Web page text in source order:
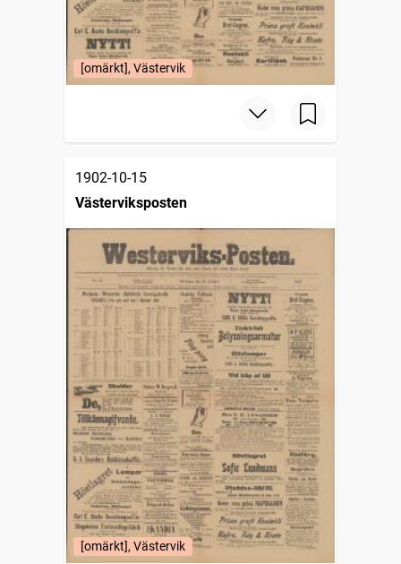
[omärkt], Västervik
1902-10-15
Västerviksposten
[omärkt], Västervik